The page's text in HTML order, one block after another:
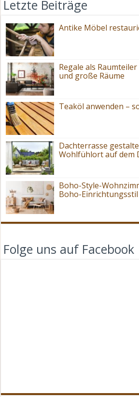
Letzte Beiträge
Antike Möbel
Regale als
und große Räume
Teaköl anwenden –
Dachterrasse
Wohlfühlort auf dem
Boho-Style-
Boho-Einrichtungsstil
Folge uns auf Facebook